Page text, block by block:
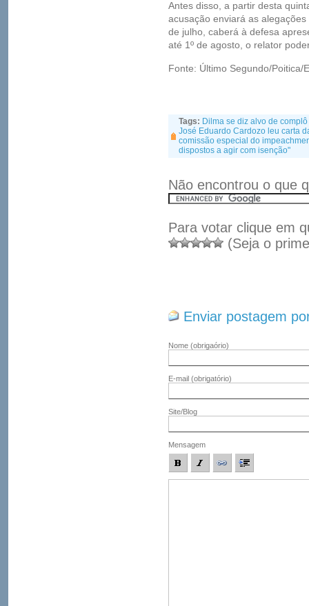
Antes disso, a partir desta
acusação enviará as
de julho, caberá à defesa
até 1º de agosto, o relator
Fonte: Último Segundo/Poitica/
Tags: Dilma se diz alvo de
José Eduardo Cardozo leu carta
comissão especial do
dispostos a agir com isenção"
Não encontrou o que
Para votar clique em
(Seja o
Enviar postagem
Nome (obrigaório)
E-mail (obrigatório)
Site/Blog
Mensagem